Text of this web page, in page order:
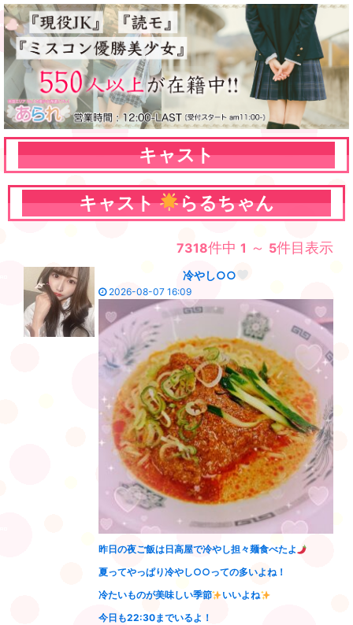
キャスト
キャスト らるちゃん
7318件中 1 ～ 5件目表示
冷やし○○
2026-08-07 16:09
昨日の夜ご飯は日高屋で冷やし担々麺食べたよ
夏ってやっぱり冷やし○○っての多いよね！
冷たいものが美味しい季節
いいよね
今日も22:30までいるよ！